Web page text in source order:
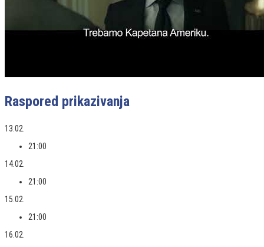
Raspored prikazivanja
13.02.
21:00
14.02.
21:00
15.02.
21:00
16.02.